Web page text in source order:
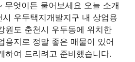
무엇이든 물어보세요 오늘 소개
우두택지개발지구 내 상업용
원도 춘천시 우두동에 위치한
용지로 정말 좋은 매물이 있어
하여 드리려고 준비했습니다.